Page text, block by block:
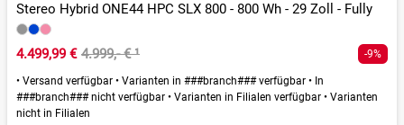
Stereo Hybrid ONE44 HPC SLX 800 - 800 Wh - 29 Zoll - Fully
4.499,99 € 4.999,- €¹ -9%
• Versand verfügbar • Varianten in ###branch### verfügbar • In
###branch### nicht verfügbar • Varianten in Filialen verfügbar • Varianten
nicht in Filialen